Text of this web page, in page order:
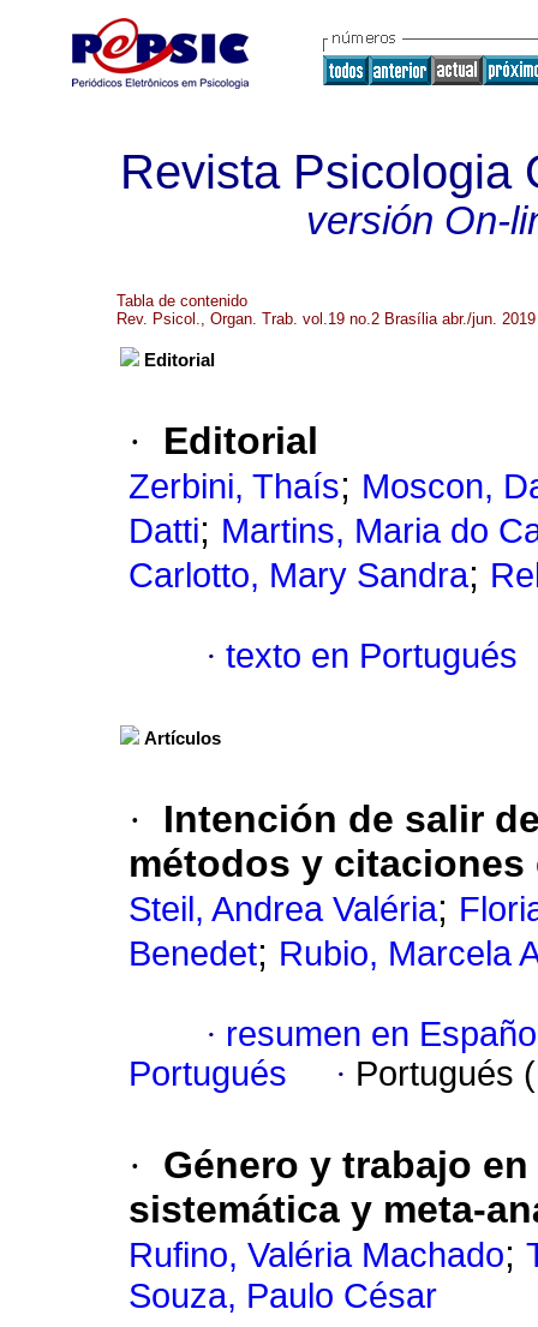
Revista Psicologia
versión On-
Tabla de contenido
Rev. Psicol., Organ. Trab. vol.19 no.2 Brasília abr./jun. 2019
Editorial
· Editorial
Zerbini, Thaís; Moscon,
Datti; Martins, Maria do
Carlotto, Mary Sandra;
· texto en Portugués
Artículos
·
Intención de salir
métodos y
Steil, Andrea Valéria;
Benedet; Rubio, Marcela
· resumen en
Portugués
· Portugués
·
Género y trabajo
sistemática y meta-
Rufino, Valéria Machado;
Souza, Paulo César